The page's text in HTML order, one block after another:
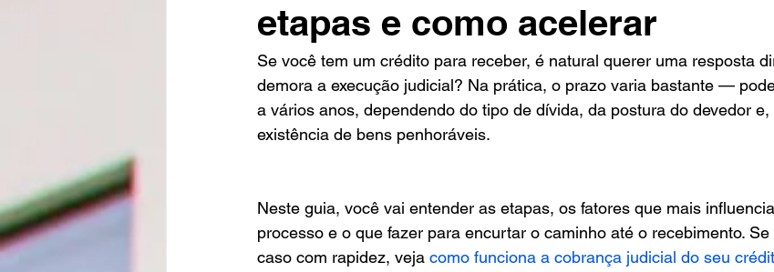
etapas e como acelerar
Se você tem um crédito para receber, é natural querer uma resposta
demora a execução judicial? Na prática, o prazo varia bastante —
a vários anos, dependendo do tipo de dívida, da postura do devedor
existência de bens penhoráveis.
Neste guia, você vai entender as etapas, os fatores que mais
processo e o que fazer para encurtar o caminho até o recebimento.
caso com rapidez, veja como funciona a cobrança judicial do seu